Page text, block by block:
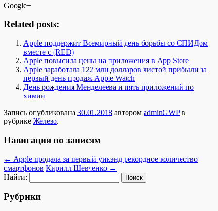
Google+
Related posts:
Apple поддержит Всемирный день борьбы со СПИДом
вместе с (RED)
Apple повысила цены на приложения в App Store
Apple заработала 122 млн долларов чистой прибыли за
первый день продаж Apple Watch
День рождения Менделеева и пять приложений по
химии
Запись опубликована 30.01.2018 автором adminGWPв
рубрике Железо.
Навигация по записям
← Apple продала за первый уикэнд рекордное количество
смартфонов Кирилл Шевченко →
Найти:
Рубрики